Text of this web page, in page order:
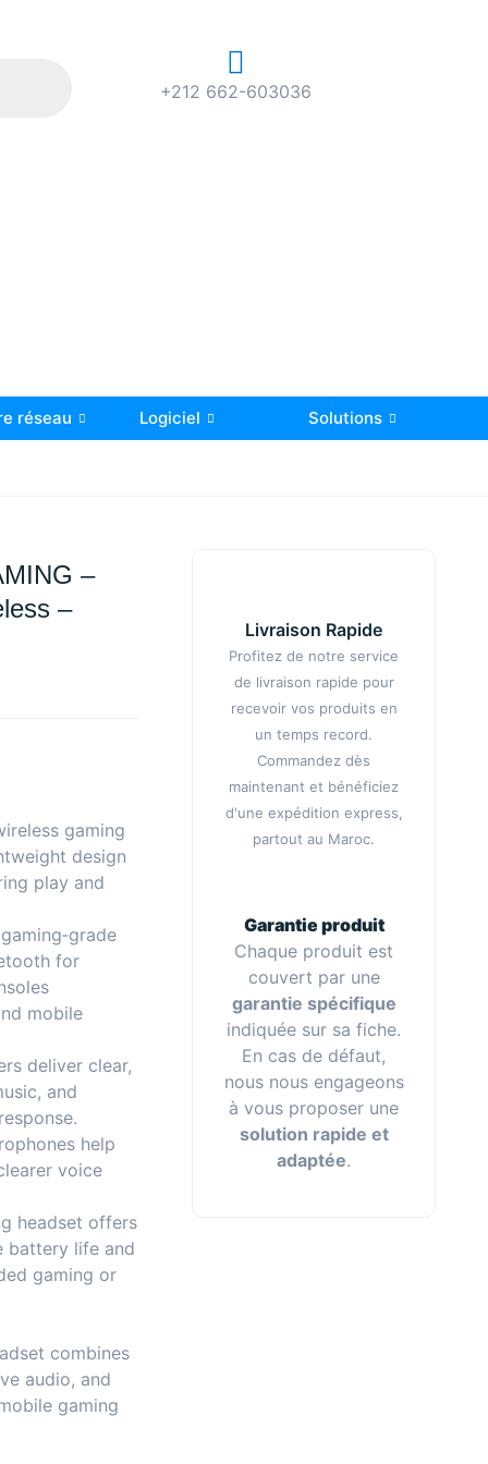
+212 662-603036
réseau Logiciel Solutions
–
–
gaming
design
play and
for
mobile
deliver clear,
and
help
voice
headset offers
battery life and
gaming or
combines
audio, and
gaming
Livraison Rapide
Profitez de notre service
de livraison rapide pour
recevoir vos produits en
un temps record.
Commandez dès
maintenant et bénéficiez
d'une expédition express,
partout au Maroc.
Garantie produit
Chaque produit est
couvert par une
garantie spécifique
indiquée sur sa fiche.
En cas de défaut,
nous nous engageons
à vous proposer une
solution rapide et
adaptée.